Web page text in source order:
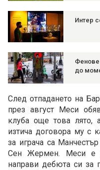
Интер
Фенове
до
След отпадането на
през август Меси
клуба още това лято,
изтича договора му с
за играча са
Сен Жермен. Меси е
направи дебюта си за